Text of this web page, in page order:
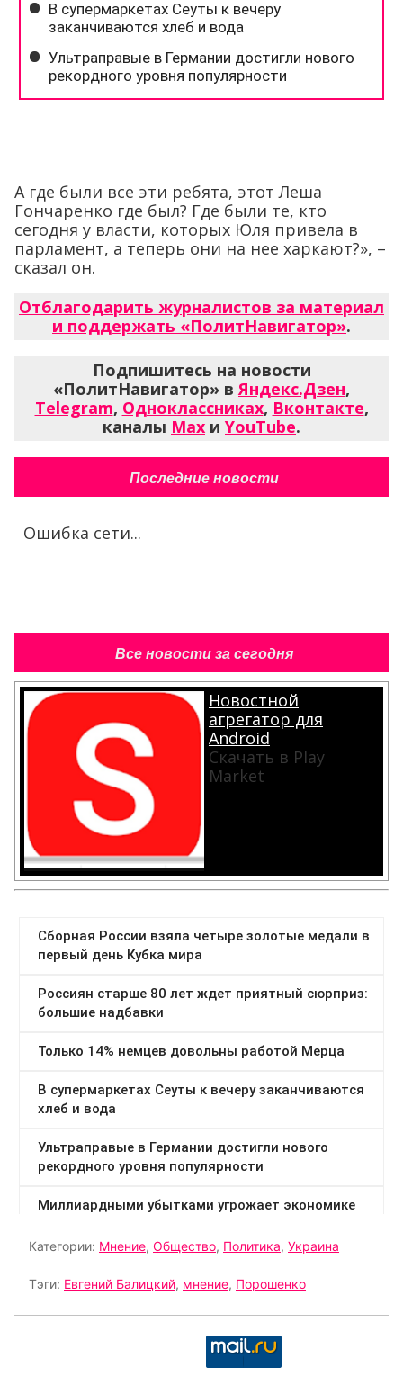
А где были все эти ребята, этот Леша
Гончаренко где был? Где были те, кто
сегодня у власти, которых Юля привела в
парламент, а теперь они на нее харкают?», –
сказал он.
Отблагодарить журналистов за материал
и поддержать «ПолитНавигатор».
Подпишитесь на новости
«ПолитНавигатор» вЯндекс.Дзен,
Telegram, Одноклассниках, Вконтакте,
каналы Max и YouTube.
Последние новости
Ошибка сети...
Все новости за сегодня
Новостной
агрегатор для
Android
Скачать в Play
Market
Категории: Мнение, Общество, Политика, Украина
Тэги: Евгений Балицкий, мнение, Порошенко